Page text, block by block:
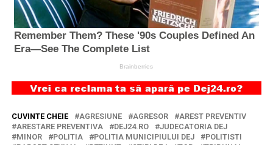
CUVINTE CHEIE AGRESIUNE AGRESOR
AREST PREVENTIV
ARESTARE PREVENTIVA
DEJ24.RO
JUDECATORIA DEJ
MINOR
POLITIA POLITIA MUNICIPIULUI DEJ
POLITISTI